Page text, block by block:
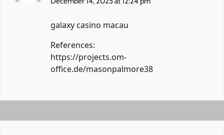
galaxy casino macau
References:
https://projects.om-
office.de/masonpalmore38